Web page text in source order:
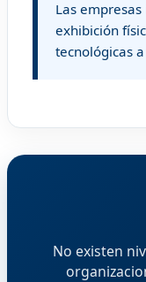
Las
exhibición
tecnológicas
No existen